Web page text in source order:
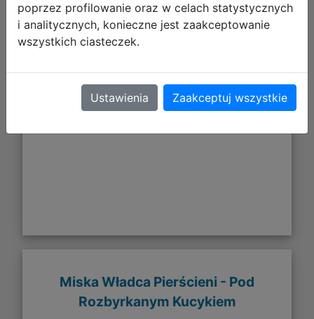
58,43 zł
DO KOSZYKA
Miska Władca Pierścieni - Pod
Rozbyrkanym Kucykiem
poprzez profilowanie oraz w celach statystycznych
i analitycznych, konieczne jest zaakceptowanie
wszystkich ciasteczek.
Ustawienia Zaakceptuj wszystkie